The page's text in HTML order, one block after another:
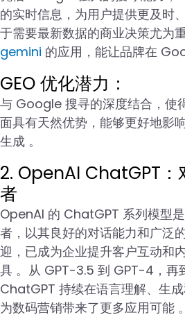
的实时信息，为用户提供更及时
于需要最新数据的商业决策尤为
gemini 的应用，能让品牌在
GEO 优化潜力：
与 Google 搜寻的深度结合，使
面具有天然优势，能够更好地影
生成 。
2. OpenAI ChatGPT：
者
OpenAI 的 ChatGPT 系列模型
者，以其良好的对话能力和广泛
迎，已成为企业提升客户互动和
具 。从 GPT-3.5 到 GPT-4，再
ChatGPT 持续在语言理解、生
为数码营销带来了更多应用可能 。